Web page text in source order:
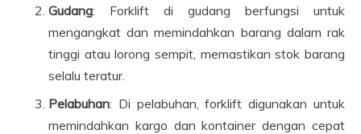
Gudang: Forklift di gudang berfungsi untuk
mengangkat dan memindahkan barang dalam rak
tinggi atau lorong sempit, memastikan stok barang
selalu teratur.
Pelabuhan: Di pelabuhan, forklift digunakan untuk
memindahkan kargo dan kontainer dengan cepat